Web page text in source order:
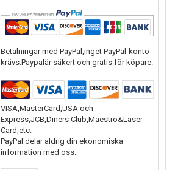
Betalningar med PayPal,inget PayPal-konto
krävs.Paypalär säkert och gratis för köpare.
VISA,MasterCard,USA och
Express,JCB,Diners Club,Maestro&Laser
Card,etc.
PayPal delar aldrig din ekonomiska
information med oss.